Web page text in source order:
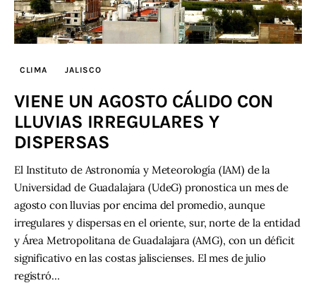
Jalisco RADIO / En Vivo
Nosotros
CLIMA JALISCO
VIENE UN AGOSTO CÁLIDO CON
LLUVIAS IRREGULARES Y
DISPERSAS
El Instituto de Astronomía y Meteorología (IAM) de la
Universidad de Guadalajara (UdeG) pronostica un mes de
agosto con lluvias por encima del promedio, aunque
irregulares y dispersas en el oriente, sur, norte de la entidad
y Área Metropolitana de Guadalajara (AMG), con un déficit
significativo en las costas jaliscienses. El mes de julio
registró…